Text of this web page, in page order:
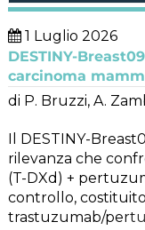
1 Luglio 2026
DESTINY-
carcinoma
di P. Bruzzi, A.
Il DESTINY-
rilevanza che
(T-DXd) +
controllo,
trastuzumab/